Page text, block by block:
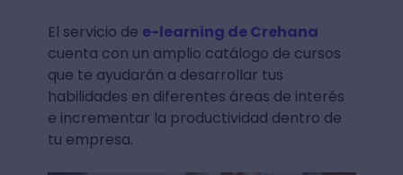
El servicio de e-learning de Crehana
cuenta con un amplio catálogo de cursos
que te ayudarán a desarrollar tus
habilidades en diferentes áreas de interés
e incrementar la productividad dentro de
tu empresa.